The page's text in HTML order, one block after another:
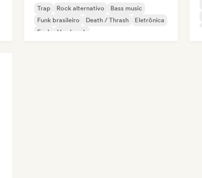
Trap Rock alternativo
Bass music
Funk brasileiro
Death / Thrash
Eletrônica
Funk
Hard rock